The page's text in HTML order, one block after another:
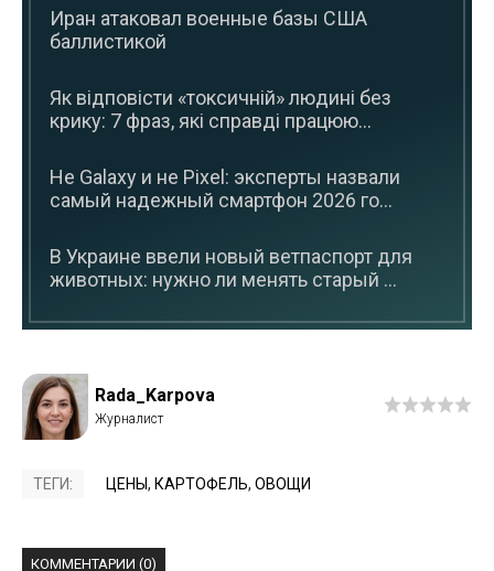
Иран атаковал военные базы США
баллистикой
Як відповісти «токсичній» людині без
крику: 7 фраз, які справді працюю...
Не Galaxy и не Pixel: эксперты назвали
самый надежный смартфон 2026 го...
В Украине ввели новый ветпаспорт для
животных: нужно ли менять старый ...
Rada_Karpova
ТЕГИ: ЦЕНЫ, КАРТОФЕЛЬ, ОВОЩИ
КОММЕНТАРИИ (0)